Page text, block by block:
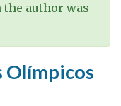
author was
Olímpicos